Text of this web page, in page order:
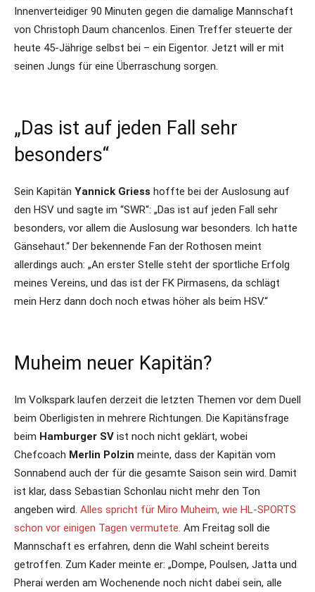
Innenverteidiger 90 Minuten gegen die damalige Mannschaft
von Christoph Daum chancenlos. Einen Treffer steuerte der
heute 45-Jährige selbst bei – ein Eigentor. Jetzt will er mit
seinen Jungs für eine Überraschung sorgen.
„Das ist auf jeden Fall sehr
besonders“
Sein Kapitän Yannick Griess hoffte bei der Auslosung auf
den HSV und sagte im “SWR“: „Das ist auf jeden Fall sehr
besonders, vor allem die Auslosung war besonders. Ich hatte
Gänsehaut.“ Der bekennende Fan der Rothosen meint
allerdings auch: „An erster Stelle steht der sportliche Erfolg
meines Vereins, und das ist der FK Pirmasens, da schlägt
mein Herz dann doch noch etwas höher als beim HSV.“
Muheim neuer Kapitän?
Im Volkspark laufen derzeit die letzten Themen vor dem Duell
beim Oberligisten in mehrere Richtungen. Die Kapitänsfrage
beim Hamburger SV ist noch nicht geklärt, wobei
Chefcoach Merlin Polzin meinte, dass der Kapitän vom
Sonnabend auch der für die gesamte Saison sein wird. Damit
ist klar, dass Sebastian Schonlau nicht mehr den Ton
angeben wird. Alles spricht für Miro Muheim, wie HL-SPORTS
schon vor einigen Tagen vermutete. Am Freitag soll die
Mannschaft es erfahren, denn die Wahl scheint bereits
getroffen. Zum Kader meinte er: „Dompe, Poulsen, Jatta und
Pherai werden am Wochenende noch nicht dabei sein, alle